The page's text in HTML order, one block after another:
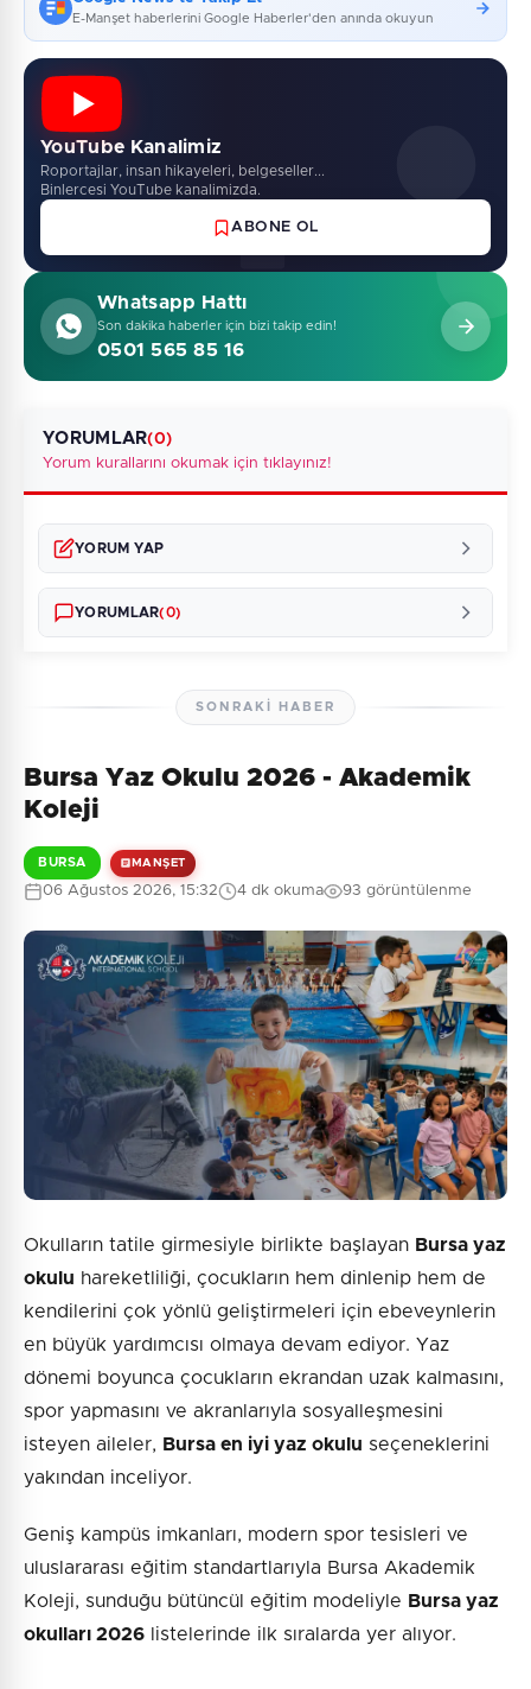
E-Manşet haberlerini Google Haberler'den anında okuyun
YouTube Kanalimiz
Roportajlar, insan hikayeleri, belgeseller...
Binlercesi YouTube kanalimizda.
ABONE OL
Whatsapp Hattı
Son dakika haberler için bizi takip edin!
0501 565 85 16
YORUMLAR(0)
Yorum kurallarını okumak için tıklayınız!
YORUM YAP
Güvenlik Sorusu:
6 + 1 = ?
Gönder
YORUMLAR(0)
Henüz yorum yapılmamış. İlk yorumu siz yapın!
SONRAKI HABER
Bursa Yaz Okulu 2026 - Akademik
Koleji
BURSA MANŞET
06 Ağustos 2026, 15:32 4 dk okuma 93 görüntülenme
Okulların tatile girmesiyle birlikte başlayan Bursa yaz
okulu hareketliliği, çocukların hem dinlenip hem de
kendilerini çok yönlü geliştirmeleri için ebeveynlerin
en büyük yardımcısı olmaya devam ediyor. Yaz
dönemi boyunca çocukların ekrandan uzak kalmasını,
spor yapmasını ve akranlarıyla sosyalleşmesini
isteyen aileler, Bursa en iyi yaz okulu seçeneklerini
yakından inceliyor.
Geniş kampüs imkanları, modern spor tesisleri ve
uluslararası eğitim standartlarıyla Bursa Akademik
Koleji, sunduğu bütüncül eğitim modeliyle Bursa yaz
okulları 2026 listelerinde ilk sıralarda yer alıyor.